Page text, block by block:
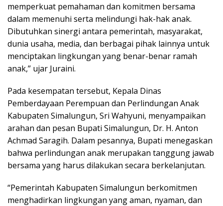
memperkuat pemahaman dan komitmen bersama
dalam memenuhi serta melindungi hak-hak anak.
Dibutuhkan sinergi antara pemerintah, masyarakat,
dunia usaha, media, dan berbagai pihak lainnya untuk
menciptakan lingkungan yang benar-benar ramah
anak,” ujar Juraini.
Pada kesempatan tersebut, Kepala Dinas
Pemberdayaan Perempuan dan Perlindungan Anak
Kabupaten Simalungun, Sri Wahyuni, menyampaikan
arahan dan pesan Bupati Simalungun, Dr. H. Anton
Achmad Saragih. Dalam pesannya, Bupati menegaskan
bahwa perlindungan anak merupakan tanggung jawab
bersama yang harus dilakukan secara berkelanjutan.
“Pemerintah Kabupaten Simalungun berkomitmen
menghadirkan lingkungan yang aman, nyaman, dan